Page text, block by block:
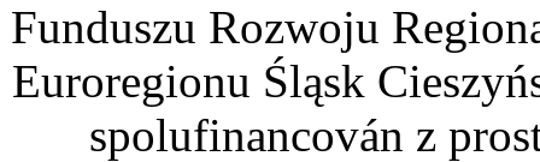
Funduszu Rozwoju
Euroregionu Śląsk
spolufinancován z